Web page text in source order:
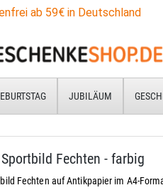
ab 59€ in Deutschland
JUBILÄUM
Sportbild Fechten - farbig
Fechten auf Antikpapier im A4-